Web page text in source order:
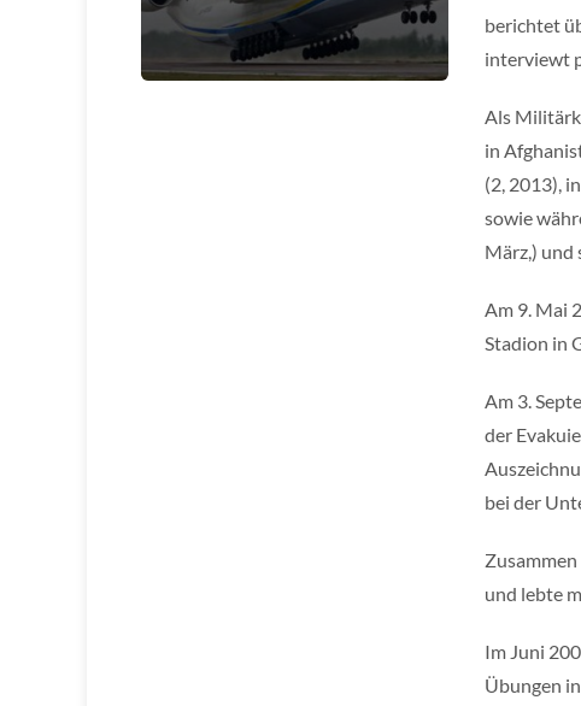
berichtet
interviewt
Als
in
(2, 2013),
sowie
März,) und
Am 9. Mai
Stadion in
Am 3.
der
bei der
und lebte
Im Juni
Übungen